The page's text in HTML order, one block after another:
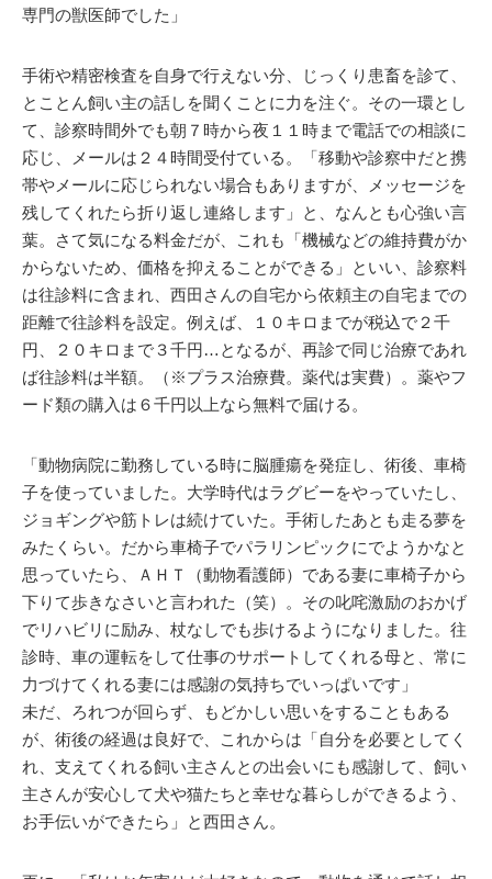
専門の獣医師でした」
手術や精密検査を自身で行えない分、じっくり患畜を診て、
とことん飼い主の話しを聞くことに力を注ぐ。その一環とし
て、診察時間外でも朝７時から夜１１時まで電話での相談に
応じ、メールは２４時間受付ている。「移動や診察中だと携
帯やメールに応じられない場合もありますが、メッセージを
残してくれたら折り返し連絡します」と、なんとも心強い言
葉。さて気になる料金だが、これも「機械などの維持費がか
からないため、価格を抑えることができる」といい、診察料
は往診料に含まれ、西田さんの自宅から依頼主の自宅までの
距離で往診料を設定。例えば、１０キロまでが税込で２千
円、２０キロまで３千円…となるが、再診で同じ治療であれ
ば往診料は半額。（※プラス治療費。薬代は実費）。薬やフ
ード類の購入は６千円以上なら無料で届ける。
「動物病院に勤務している時に脳腫瘍を発症し、術後、車椅
子を使っていました。大学時代はラグビーをやっていたし、
ジョギングや筋トレは続けていた。手術したあとも走る夢を
みたくらい。だから車椅子でパラリンピックにでようかなと
思っていたら、ＡＨＴ（動物看護師）である妻に車椅子から
下りて歩きなさいと言われた（笑）。その叱咤激励のおかげ
でリハビリに励み、杖なしでも歩けるようになりました。往
診時、車の運転をして仕事のサポートしてくれる母と、常に
力づけてくれる妻には感謝の気持ちでいっぱいです」
未だ、ろれつが回らず、もどかしい思いをすることもある
が、術後の経過は良好で、これからは「自分を必要としてく
れ、支えてくれる飼い主さんとの出会いにも感謝して、飼い
主さんが安心して犬や猫たちと幸せな暮らしができるよう、
お手伝いができたら」と西田さん。